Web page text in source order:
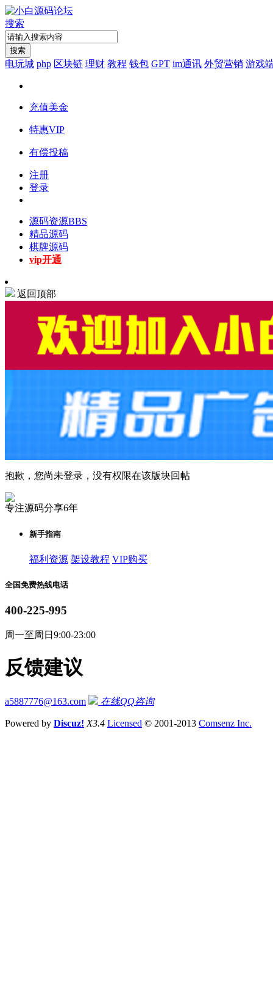
搜索
搜索
电玩城 php 区块链 理财 教程 钱包 GPT im通讯 外贸营销 游戏
充值美金
特惠VIP
有偿投稿
注册
登录
源码资源BBS
精品源码
棋牌源码
vip开通
返回顶部
抱歉，您尚未登录，没有权限在该版块回帖
专注源码分享6年
新手指南
福利资源 架设教程 VIP购买
全国免费热线电话
400-225-995
周一至周日9:00-23:00
反馈建议
a5887776@163.com 在线QQ咨询
Powered by Discuz! X3.4 Licensed © 2001-2013 Comsenz Inc.